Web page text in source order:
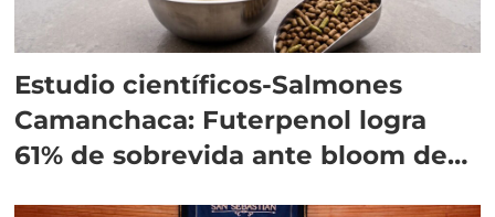
Estudio científicos-Salmones
Camanchaca: Futerpenol logra
61% de sobrevida ante bloom de